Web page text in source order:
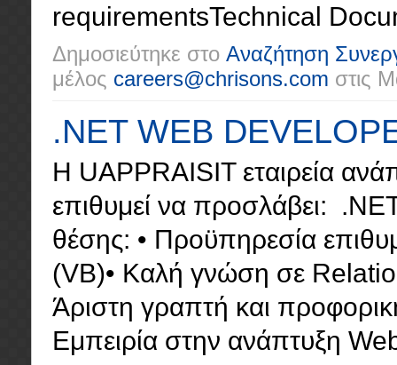
requirementsTechnical
Δημοσιεύτηκε στο Αναζήτηση
μέλος careers@chrisons.com στις
.NET WEB
H UAPPRAISIT εταιρεία
επιθυμεί να προσλάβει:
θέσης: • Προϋπηρεσία
(VB)• Καλή γνώση σε
Άριστη γραπτή και
Εμπειρία στην ανάπτυξη